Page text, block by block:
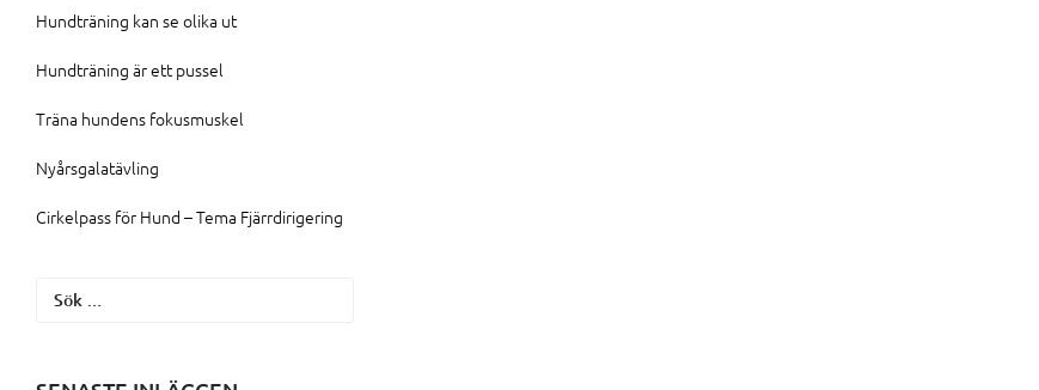
Hundträning kan se olika ut
Hundträning är ett pussel
Träna hundens fokusmuskel
Nyårsgalatävling
Cirkelpass för Hund – Tema Fjärrdirigering
Sök